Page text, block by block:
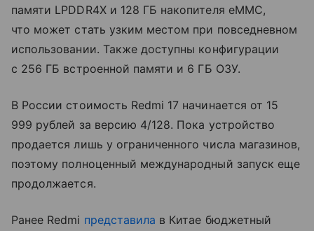
памяти LPDDR4X и 128 ГБ накопителя eMMC,
что может стать узким местом при повседневном
использовании. Также доступны конфигурации
с 256 ГБ встроенной памяти и 6 ГБ ОЗУ.
В России стоимость Redmi 17 начинается от 15
999 рублей за версию 4/128. Пока устройство
продается лишь у ограниченного числа магазинов,
поэтому полноценный международный запуск еще
продолжается.
Ранее Redmi представила в Китае бюджетный